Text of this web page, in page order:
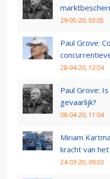
29-05-20, 03:05
Paul Grove:
28-04-20, 12:04
Paul Grove:
gevaarlijk?
08-04-20, 11:04
Miriam
kracht van
24-03-20, 09:03